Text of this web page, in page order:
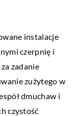
instalacje
czerpnię i
zadanie
zużytego w
dmuchaw i
czystość